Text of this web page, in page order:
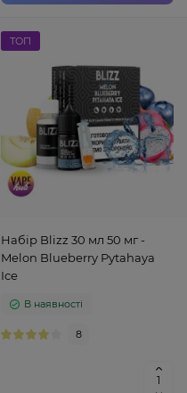
ТОП
Набір Blizz 30 мл 50 мг -
Melon Blueberry Pytahaya
Ice
В наявності
8